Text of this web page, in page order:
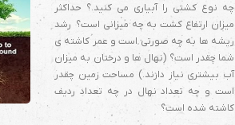
چه نوع کشتی را آبیاری می کنید.؟ حداکثر
میزان ارتفاع کشت به چه میزانی است؟ رشد
ریشه ها به چه صورتی است و عمر کاشته ی
شما چقدر است؟ (نهال ها و درختان به میزان
آب بیشتری نیاز دارند.) مساحت زمین چقدر
است و چه تعداد نهال در چه تعداد ردیف
کاشته شده است؟